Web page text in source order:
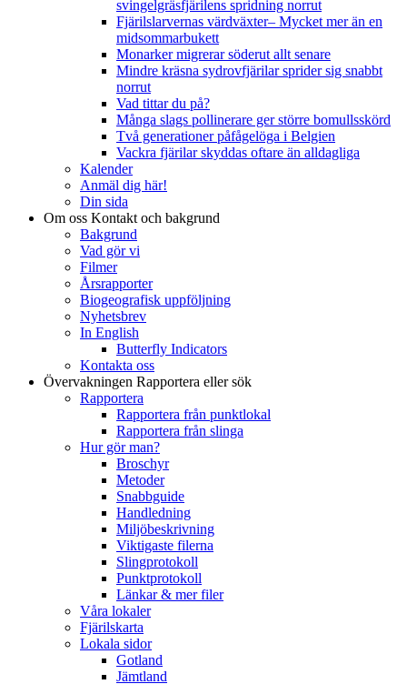
svingelgräsfjärilens spridning norrut
Fjärilslarvernas värdväxter– Mycket mer än en
midsommarbukett
Monarker migrerar söderut allt senare
Mindre kräsna sydrovfjärilar sprider sig snabbt
norrut
Vad tittar du på?
Många slags pollinerare ger större bomullsskörd
Två generationer påfågelöga i Belgien
Vackra fjärilar skyddas oftare än alldagliga
Kalender
Anmäl dig här!
Din sida
Om oss Kontakt och bakgrund
Bakgrund
Vad gör vi
Filmer
Årsrapporter
Biogeografisk uppföljning
Nyhetsbrev
In English
Butterfly Indicators
Kontakta oss
Övervakningen Rapportera eller sök
Rapportera
Rapportera från punktlokal
Rapportera från slinga
Hur gör man?
Broschyr
Metoder
Snabbguide
Handledning
Miljöbeskrivning
Viktigaste filerna
Slingprotokoll
Punktprotokoll
Länkar & mer filer
Våra lokaler
Fjärilskarta
Lokala sidor
Gotland
Jämtland